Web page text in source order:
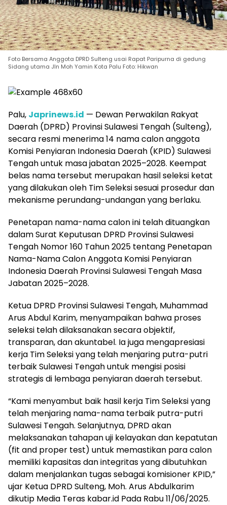
Foto Bersama Anggota DPRD Sulteng usai Rapat Paripurna di gedung
Sidang utama Jln Moh Yamin Kota Palu Foto: Hikwan
Palu, Japrinews.id — Dewan Perwakilan Rakyat
Daerah (DPRD) Provinsi Sulawesi Tengah (Sulteng),
secara resmi menerima 14 nama calon anggota
Komisi Penyiaran Indonesia Daerah (KPID) Sulawesi
Tengah untuk masa jabatan 2025–2028. Keempat
belas nama tersebut merupakan hasil seleksi ketat
yang dilakukan oleh Tim Seleksi sesuai prosedur dan
mekanisme perundang-undangan yang berlaku.
Penetapan nama-nama calon ini telah dituangkan
dalam Surat Keputusan DPRD Provinsi Sulawesi
Tengah Nomor 160 Tahun 2025 tentang Penetapan
Nama-Nama Calon Anggota Komisi Penyiaran
Indonesia Daerah Provinsi Sulawesi Tengah Masa
Jabatan 2025–2028.
Ketua DPRD Provinsi Sulawesi Tengah, Muhammad
Arus Abdul Karim, menyampaikan bahwa proses
seleksi telah dilaksanakan secara objektif,
transparan, dan akuntabel. Ia juga mengapresiasi
kerja Tim Seleksi yang telah menjaring putra-putri
terbaik Sulawesi Tengah untuk mengisi posisi
strategis di lembaga penyiaran daerah tersebut.
“Kami menyambut baik hasil kerja Tim Seleksi yang
telah menjaring nama-nama terbaik putra-putri
Sulawesi Tengah. Selanjutnya, DPRD akan
melaksanakan tahapan uji kelayakan dan kepatutan
(fit and proper test) untuk memastikan para calon
memiliki kapasitas dan integritas yang dibutuhkan
dalam menjalankan tugas sebagai komisioner KPID,”
ujar Ketua DPRD Sulteng, Moh. Arus Abdulkarim
dikutip Media Teras kabar.id Pada Rabu 11/06/2025.